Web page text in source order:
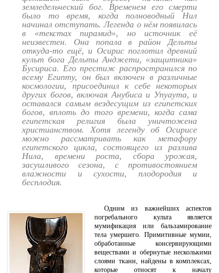
земледельческий бог. Временем его смерти
было то время, когда полноводный Нил
начинал отступать. Легенда о нём появилась
в «текстах пирамид», но источник её
неизвестен. Она попала в район Дельты
откуда-то ещё, и Осирис поглотил древний
культ бога Дельты Анджети, «защитника»
Бусириса. Его престиж распространился по
всему Египту, он был включен в различные
космологии, присоединил к себе некоторых
других богов, включая Анубиса и Упуаута, и
оставался самым вездесущим из египетских
богов, вплоть до того времени, когда сама
египетская религия была уничтожена
христианством. Хотя легенду об Осирисе
можно рассматривать как метафору
египетского цикла, состоящего из разлива
Нила, времени роста, сбора урожая,
засушливого сезона, с противостоянием
влажности и сухости, плодородия и
бесплодия.
Одним из важнейших аспектов
погребального культа является
мумификация или бальзамирование
тела умершего. Примитивные мумии,
обработанные консервирующими
веществами и обернутые несколькими
слоями ткани, найдены в комплексах,
которые относят к началу